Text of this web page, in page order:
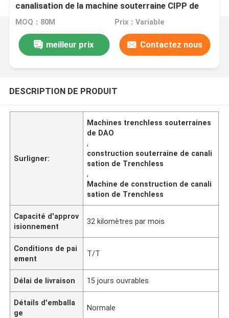
canalisation de la machine souterraine CIPP de
construction
MOQ：80M Prix：Variable
meilleur prix Contactez nous
DESCRIPTION DE PRODUIT
Surligner:
Machines trenchless souterraines
de DAO
,
construction souterraine de canali
sation de Trenchless
,
Machine de construction de canali
sation de Trenchless
Capacité d'approv
isionnement
32 kilomètres par mois
Conditions de pai
ement
T/T
Délai de livraison 15 jours ouvrables
Détails d'emballa
ge
Normale